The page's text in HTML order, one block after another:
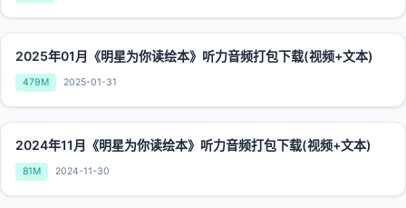
2025年01月《明星为你读绘本》听力音频打包下载(视频+文本)
479M 2025-01-31
2024年11月《明星为你读绘本》听力音频打包下载(视频+文本)
81M 2024-11-30